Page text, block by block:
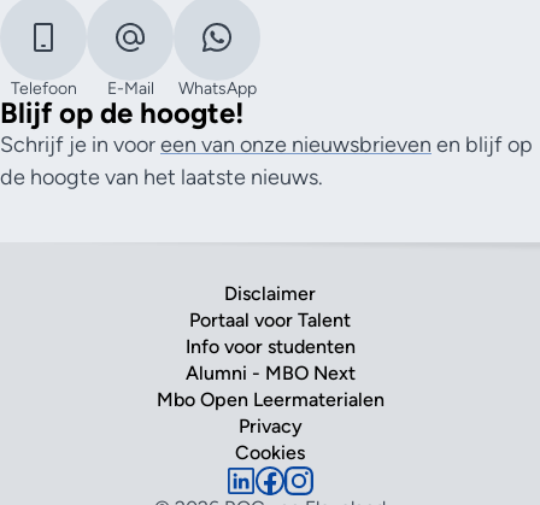
Telefoon E-Mail WhatsApp
Blijf op de hoogte!
Schrijf je in vooreen van onze nieuwsbrieven en blijf op
de hoogte van het laatste nieuws.
Disclaimer
Portaal voor Talent
Info voor studenten
Alumni - MBO Next
Mbo Open Leermaterialen
Privacy
Cookies